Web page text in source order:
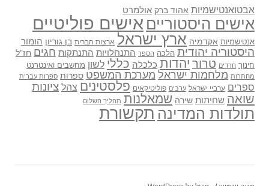
אבטואנטישמיות אהוד ברק אולמרט
אישים היסטוריים אישים פוליטיים
אנטישמיות אקדמיה ארץ ישראל ארצות הברית בן גוריון הומור
היסטוריה יהודית הלכה הספר התנחלויות התנתקות חגים חז"ל
חינוך חרדים טרור יהדות כלכלה כללי לשון מחשבים ואינטרנט
מחתרות מלחמות ישראל מערכת המשפט ספרות ספרות עברית
ספרים ערביי ישראל ערבים פוליטיקאים פלסטינים צהל ציונות
שואה שחיתות שירה שמאלנות תהליך השלום
תולדות המדינה תקשורת